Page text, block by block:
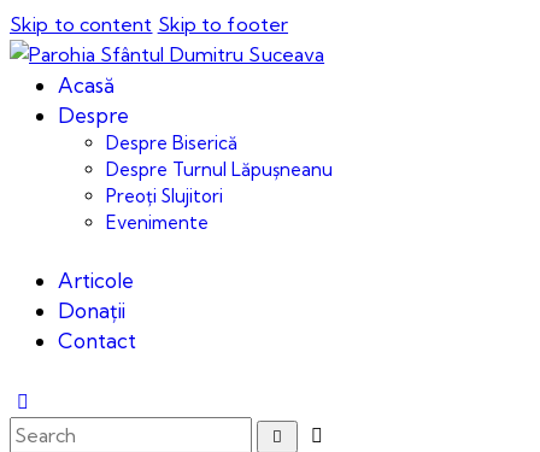
Skip to content Skip to footer
Acasă
Despre
Despre Biserică
Despre Turnul Lăpușneanu
Preoți Slujitori
Evenimente
Articole
Donații
Contact